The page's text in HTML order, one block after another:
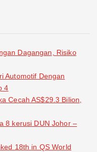
Dagangan, Risiko
Automotif Dengan
4
Cecah AS$29.3 Bilion,
8 kerusi DUN Johor –
18th in QS World